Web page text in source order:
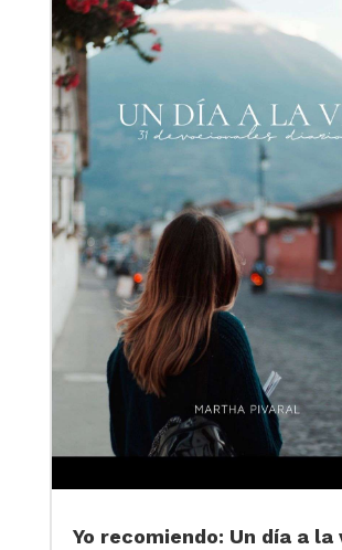
Yo recomiendo: Un día a la